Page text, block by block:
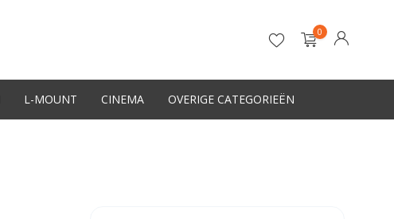
0
L-MOUNT CINEMA OVERIGE CATEGORIEËN